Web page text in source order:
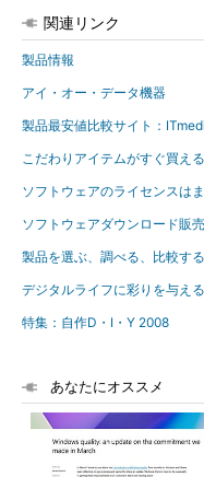
関連リンク
製品情報
アイ・オー・データ機器
製品最安値比較サイト：
こだわりアイテムがすぐ買え
ソフトウェアのライセンスは
ソフトウェアダウンロード販
製品を選ぶ、調べる、比較す
デジタルライフに彩りを与え
特集：自作D・I・Y 2008
あなたにオススメ